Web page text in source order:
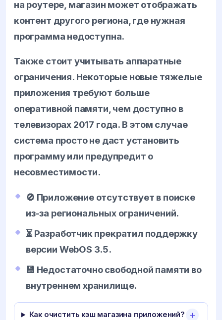
на роутере, магазин может отображать
контент другого региона, где нужная
программа недоступна.
Также стоит учитывать аппаратные
ограничения. Некоторые новые тяжелые
приложения требуют больше
оперативной памяти, чем доступно в
телевизорах 2017 года. В этом случае
система просто не даст установить
программу или предупредит о
несовместимости.
🚫 Приложение отсутствует в поиске
из-за региональных ограничений.
⏳ Разработчик прекратил поддержку
версии WebOS 3.5.
💾 Недостаточно свободной памяти во
внутреннем хранилище.
Как очистить кэш магазина приложений?